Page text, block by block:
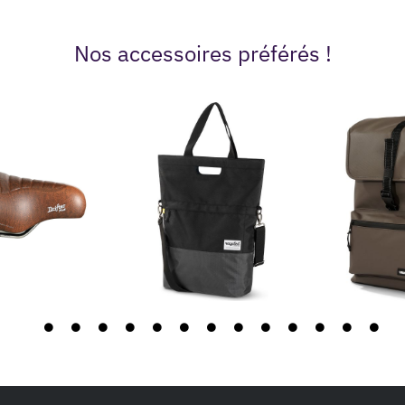
Nos accessoires préférés !
Royal Drifter
Sacoche vélo shopper
recyclée Urban Proof 20
litres
Sacoche